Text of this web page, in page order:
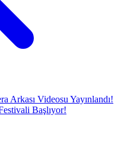
Arkası Videosu Yayınlandı!
Başlıyor!